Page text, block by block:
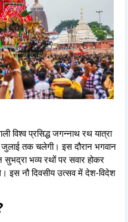
विश्व प्रसिद्ध जगन्नाथ रथ यात्रा
तक चलेगी। इस दौरान भगवान
भव्य रथों पर सवार होकर
इस नौ दिवसीय उत्सव में देश-विदेश